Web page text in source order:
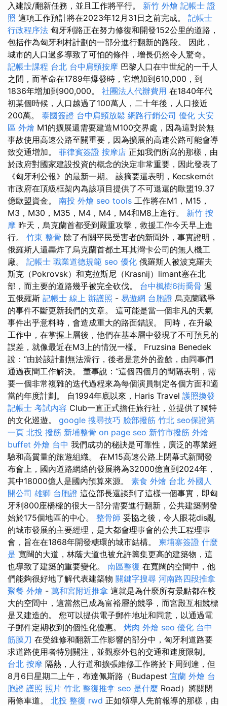
入建設/翻新任務，並且工作將平行。 新竹 外燴 記帳士 證
照 這項工作預計將在2023年12月31日之前完成。 記帳士
行政程序法 匈牙利路正在努力修復和開發152公里的道路，
包括作為匈牙利村計劃的一部分進行翻新的路段。 因此，
城市的人口過多導致了可怕的條件，增長仍然令人驚奇。
記帳士課程 台北 台中肩頸按摩 巴黎人口在中世紀的一千人
之間，而革命在1789年爆發時，它增加到610,000，到
1836年增加到900,000。 社團法人代辦費用 在1840年代
初某個時候，人口越過了100萬人，二十年後，人口接近
200萬。 泰國簽證 台中肩頸放鬆 網路行銷公司 優化 大安
區 外燴 M1的擴展還需要建造M100交界處，因為這對於無
事故使用高速公路至關重要，因為擴展的高速公路可能會導
致交通增加。 菲律賓簽證 按摩店 正如我們所寫的那樣，由
於政府對國家建設投資的概念的決定非常重要，因此發表了
《匈牙利公報》的最新一期。 該摘要還表明，Kecskemét
市政府在頂級框架內為該項目提供了不可退還的歐盟19.37
億歐盟資金。 南投 外燴 seo tools 工作將在M1，M15，
M3，M30，M35，M4，M4，M4和M8上進行。 新竹 按
摩 昨天，烏克蘭首都受到嚴重攻擊，救援工作今天早上進
行。 竹東 整骨 除了有關平民受害者的新聞外，事實證明，
俄羅斯人還轟炸了烏克蘭首都土耳其灣卡公司的無人機工
廠。 記帳士 職業道德規範 seo 優化 俄羅斯人被波克羅夫
斯克（Pokrovsk）和克拉斯尼（Krasnij）limant塞在北
部，而主要的道路幾乎被完全砍伐。 台中楓樹6街喬骨 週
五俄羅斯 記帳士 線上 辦護照 - 易遊網 台胞證 烏克蘭戰爭
的事件不斷更新我們的文章。 這可能是當一個非凡的天氣
事件出乎意料時，會造成重大的路面錯誤。 同時，在升級
工作中，在掌握上層後，他們在基本層中發現了不可預見的
誤差，就像最近在M3上的情況一樣。 Fruzsina Benedek
說：“由於該計劃無法滑行，後者是意外的盈餘，由同事們
通過夜間工作解決。 董事說：“這個四個月的間隔表明，需
要一個非常複雜的迭代過程來為每個演員制定各個方面和適
當的年度計劃。 自1994年底以來，Haris Travel 護照換發
記帳士 考試內容 Club一直正式擔任旅行社，並提供了獨特
的文化巡遊。 google 搜尋技巧 臉部撥筋 竹北 seo保證第
一頁 北投 撥筋 新埔整骨 on page seo 新竹市撥筋 外燴
buffet 外燴 台中 我們成功的秘訣是可靠性，廣泛的專業經
驗和高質量的旅遊組織。 在M15高速公路上閉幕式新聞發
布會上，國內道路網絡的發展將為32000億直到2024年，
其中18000億人是國內預算來源。 素食 外燴 台北 外國人
開公司 雄獅 台胞證 這位部長還談到了這樣一個事實，即匈
牙利800座橋樑的很大一部分需要進行翻新，公共建築開發
始於175個地區的中心。 整骨師 妥協之後，令人眼花dis亂
的城市發展的主要經理，是大都會理事會的公共工程理事
會，旨在在1868年開發糖環的城市結構。 柬埔寨簽證 什麼
是 寬闊的大道，林蔭大道也被允許籌集更高的建築物，這
也導致了建築的重要變化。 南區整復 在寬闊的空間中，他
們能夠很好地了解代表建築物 關鍵字搜尋 河南路四段推拿
聚餐 外燴 - 萬和宮附近推拿 這就是為什麼所有景點都在較
大的空間中，這當然已成為富裕層的競爭，而宮殿互相競標
是又建造的。 您可以提供電子郵件地址和同意，以通過電
子郵件定期收到的個性化優惠。 烤肉 外燴 seo 優化 台中
筋膜刀 在受維修和翻新工作影響的部分中，匈牙利道路要
求道路使用者特別關注，並觀察外包的交通和速度限制。
台北 按摩 隔熱，人行道和擴張維修工作將於下周到達，但
8月6日星期二上午，布達佩斯路（Budapest 宜蘭 外燴 台
胞證 護照 照片 竹北 整復推拿 seo 是什麼 Road）將關閉
兩條車道。 北投 整復 rwd 正如領導人先前報導的那樣，由